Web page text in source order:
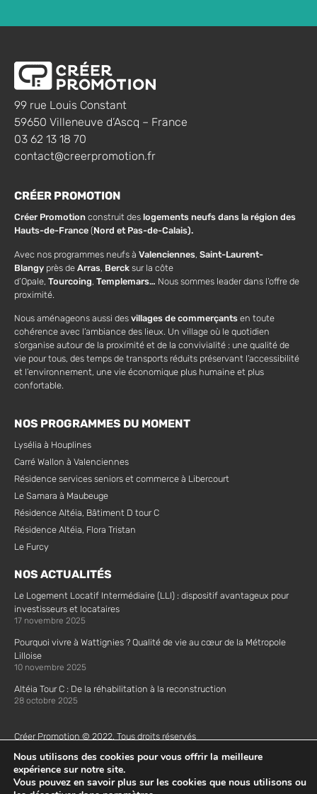
99 rue Louis Constant
59650 Villeneuve d’Ascq – France
03 62 13 18 70
contact@creerpromotion.fr
CRÉER PROMOTION
Créer Promotion construit des logements neufs dans la région des
Hauts-de-France (Nord et Pas-de-Calais).
Avec nos programmes neufs à Valenciennes, Saint-Laurent-
Blangy près de Arras, Berck sur la côte
d’Opale, Tourcoing, Templemars… Nous sommes leader dans l’offre de
proximité.
Nous aménageons aussi des villages de commerçants en toute
cohérence avec l’ambiance des lieux. Un village où le quotidien
s’organise autour de la proximité et de la convivialité : une qualité de
vie pour tous, des temps de transports réduits préservant l’accessibilité
et l’environnement, une vie économique plus humaine et plus
confortable.
NOS PROGRAMMES DU MOMENT
Lysélia à Houplines
Carré Wallon à Valenciennes
Résidence services seniors et commerce à Libercourt
Le Samara à Maubeuge
Résidence Altéia, Bâtiment D tour C
Résidence Altéia, Flora Tristan
Le Furcy
NOS ACTUALITÉS
Le Logement Locatif Intermédiaire (LLI) : dispositif avantageux pour
investisseurs et locataires
17 novembre 2025
Pourquoi vivre à Wattignies ? Qualité de vie au cœur de la Métropole
Lilloise
10 novembre 2025
Altéia Tour C : De la réhabilitation à la reconstruction
28 octobre 2025
Créer Promotion © 2022. Tous droits réservés
de cookie
Nous utilisons des cookies pour vous offrir la meilleure
expérience sur notre site.
Vous pouvez en savoir plus sur les cookies que nous utilisons ou